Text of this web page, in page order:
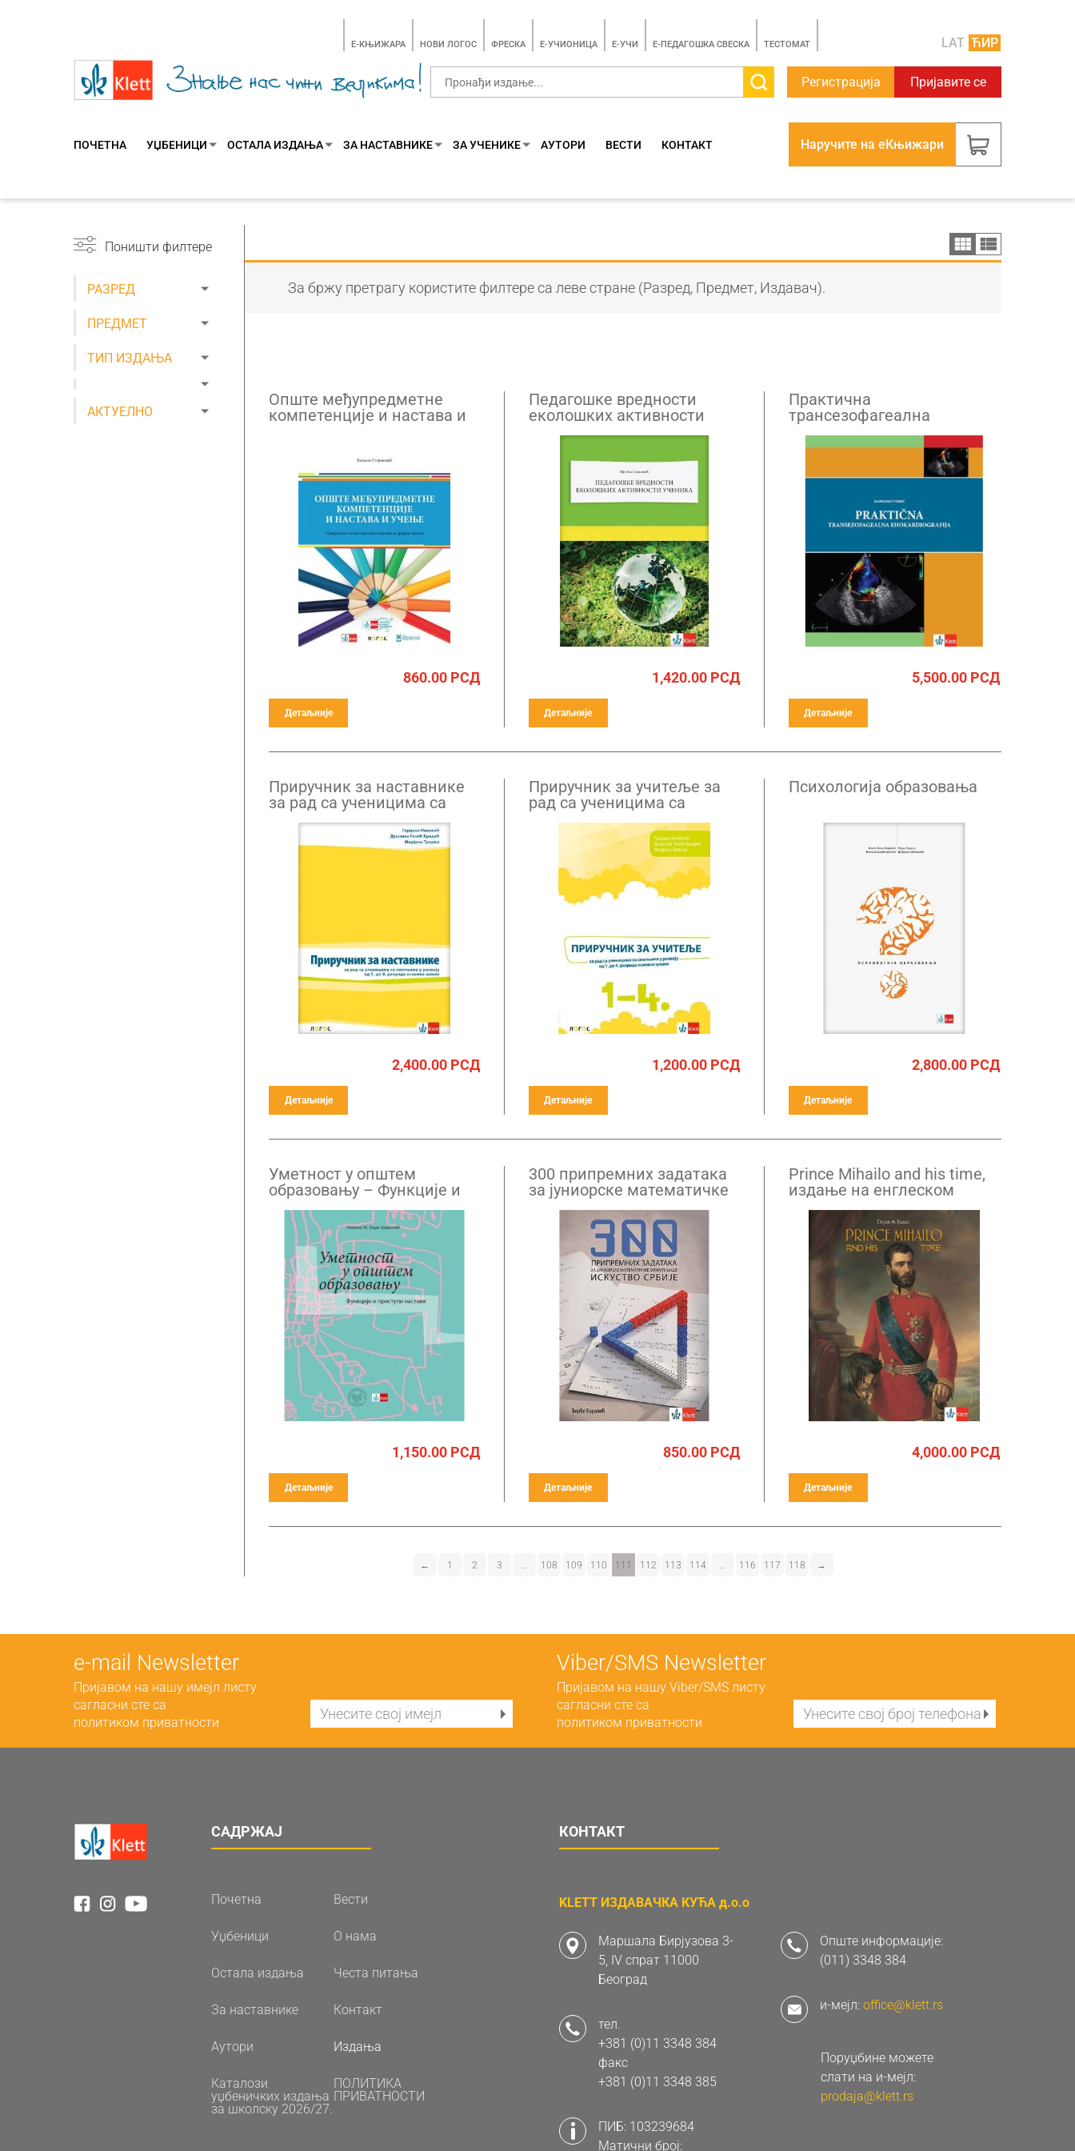
E-КЊИЖАРА НОВИ ЛОГОС ФРЕСКА E-УЧИОНИЦА E-УЧИ Е-ПЕДАГОШКА СВЕСКА TЕСТОМАТ LAT ЋИР
Регистрација Пријавите се
ПОЧЕТНА УЏБЕНИЦИ ОСТАЛА ИЗДАЊА ЗА НАСТАВНИКЕ ЗА УЧЕНИКЕ АУТОРИ ВЕСТИ КОНТАКТ Наручите на еКњижари
Поништи филтере
РАЗРЕД
ПРЕДМЕТ
ТИП ИЗДАЊА
АКТУЕЛНО
За бржу претрагу користите филтере са леве стране (Разред, Предмет, Издавач).
Опште међупредметне
компетенције и настава и
860.00РСД
Детаљније
Педагошке вредности
еколошких активности
ученика
1,420.00РСД
Детаљније
Практична
трансезофагеална
ехокардиографија
5,500.00РСД
Детаљније
Приручник за наставнике
за рад са ученицима са
сметњама у развоју од
петог до осмог разреда
2,400.00РСД
Детаљније
Приручник за учитеље за
рад са ученицима са
сметњама у развоју од
првог до четвртог разреда
1,200.00РСД
Детаљније
Психологија образовања
2,800.00РСД
Детаљније
Уметност у општем
образовању – Функције и
приступи настави
1,150.00РСД
Детаљније
300 припремних задатака
за јуниорске математичке
олимпијаде
850.00РСД
Детаљније
Prince Mihailo and his time,
издање на енглеском
језику
4,000.00РСД
Детаљније
← 1 2 3 … 108 109 110 111 112 113 114 … 116 117 118 →
е-mail Newsletter
Пријавом на нашу имејл листу
сагласни сте са
политиком приватности
Viber/SMS Newsletter
Пријавом на нашу Viber/SMS листу
сагласни сте са
политиком приватности
САДРЖАЈ
Почетна Вести
Уџбеници О нама
Остала издања Честа питања
За наставнике Контакт
Аутори Издања
Каталози
уџбеничких издања
за школску 2026/27.
ПОЛИТИКА
ПРИВАТНОСТИ
КОНТАКТ
KLETT ИЗДАВАЧКА КУЋА д.о.о
Маршала Бирјузова 3-
5, IV спрат 11000
Београд
тел.
+381 (0)11 3348 384
факс
+381 (0)11 3348 385
ПИБ: 103239684
Матични број:
Опште информације:
(011) 3348 384
и-мејл: office@klett.rs
Поруџбине можете
слати на и-мејл:
prodaja@klett.rs